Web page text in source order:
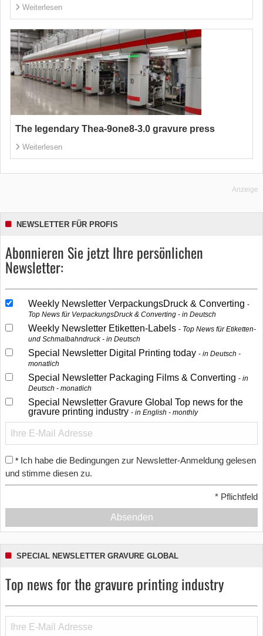
Weiterlesen
The legendary Thea-9one8-3.0 gravure press
Weiterlesen
Anzeige
NEWSLETTER FÜR PROFIS
Abonnieren Sie jetzt Ihre persönlichen
Newsletter:
Weekly Newsletter VerpackungsDruck & Converting
Top News für VerpackungsDruck & Converting - in Deutsch
Weekly Newsletter Etiketten-Labels
Top News für Etiketten-
und Schmalbahndruck - in Deutsch
Special Newsletter Digital Printing today
in Deutsch -
monatlich
Special Newsletter Packaging Films & Converting
in
Deutsch - monatlich
Special Newsletter Gravure Global Top news for the
gravure printing industry
in English - monthly
* Ich habe die Bedingungen zur Newsletter-Anmeldung gelesen
und stimme diesen zu.
* Pflichtfeld
Absenden
SPECIAL NEWSLETTER GRAVURE GLOBAL
Top news for the gravure printing industry